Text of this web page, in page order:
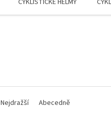
CYKLISTICKÉ HELMY
Nejdražší Abecedně